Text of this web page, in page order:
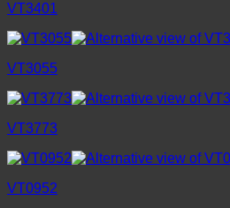
VT3401
VT3055
VT3773
VT0952